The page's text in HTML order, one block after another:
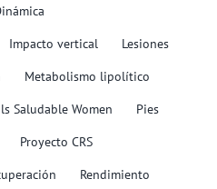
Impacto vertical
Lesiones
Metabolismo lipolítico
Saludable Women
Pies
Proyecto CRS
Rendimiento